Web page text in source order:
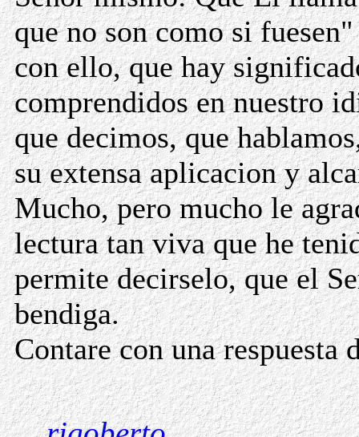
que no son como si
con ello, que hay
comprendidos en nuestro
que decimos, que
su extensa aplicacion y
Mucho, pero mucho le
lectura tan viva que he
permite decirselo, que el
bendiga.
Contare con una respuesta